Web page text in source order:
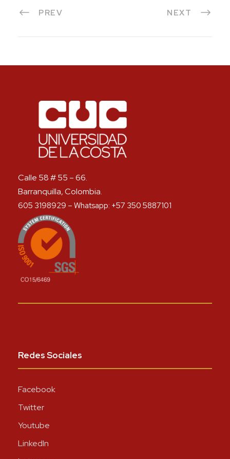
PREV NEXT
Calle 58 # 55 – 66.
Barranquilla, Colombia.
605 3198929 – Whatsapp: +57 350 5887101
Redes Sociales
Facebook
Twitter
Youtube
LinkedIn